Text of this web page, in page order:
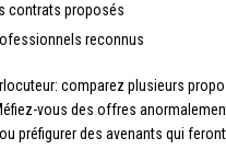
contrats proposés
reconnus
comparez plusieurs
vous des offres
préfigurer des avenants qui